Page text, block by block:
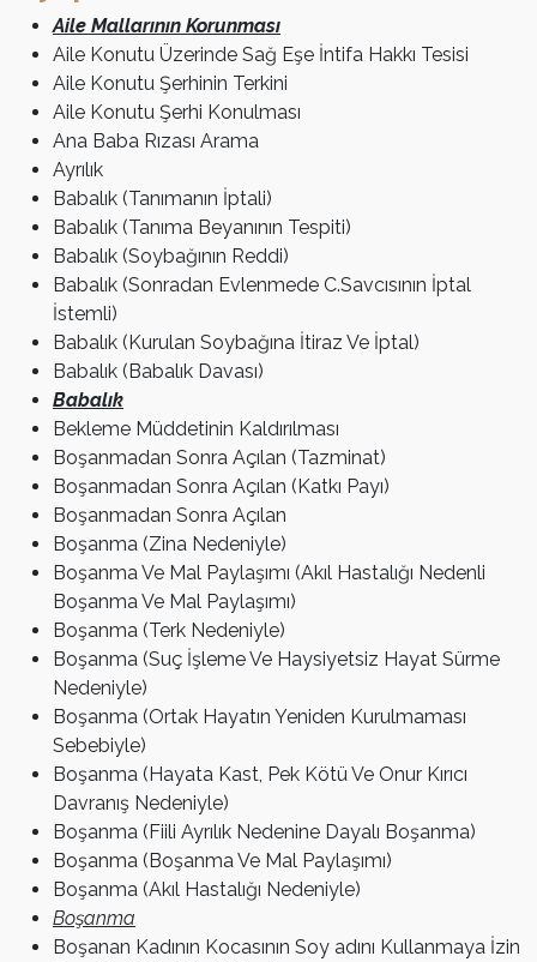
Aile Mallarının Korunması
Aile Konutu Üzerinde Sağ Eşe İntifa Hakkı Tesisi
Aile Konutu Şerhinin Terkini
Aile Konutu Şerhi Konulması
Ana Baba Rızası Arama
Ayrılık
Babalık (Tanımanın İptali)
Babalık (Tanıma Beyanının Tespiti)
Babalık (Soybağının Reddi)
Babalık (Sonradan Evlenmede C.Savcısının İptal
İstemli)
Babalık (Kurulan Soybağına İtiraz Ve İptal)
Babalık (Babalık Davası)
Babalık
Bekleme Müddetinin Kaldırılması
Boşanmadan Sonra Açılan (Tazminat)
Boşanmadan Sonra Açılan (Katkı Payı)
Boşanmadan Sonra Açılan
Boşanma (Zina Nedeniyle)
Boşanma Ve Mal Paylaşımı (Akıl Hastalığı Nedenli
Boşanma Ve Mal Paylaşımı)
Boşanma (Terk Nedeniyle)
Boşanma (Suç İşleme Ve Haysiyetsiz Hayat Sürme
Nedeniyle)
Boşanma (Ortak Hayatın Yeniden Kurulmaması
Sebebiyle)
Boşanma (Hayata Kast, Pek Kötü Ve Onur Kırıcı
Davranış Nedeniyle)
Boşanma (Fiili Ayrılık Nedenine Dayalı Boşanma)
Boşanma (Boşanma Ve Mal Paylaşımı)
Boşanma (Akıl Hastalığı Nedeniyle)
Boşanma
Boşanan Kadının Kocasının Soy adını Kullanmaya İzin